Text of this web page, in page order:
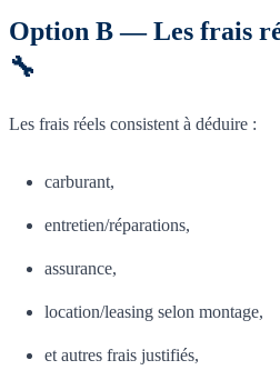
Option B — Les frais
🔧
Les frais réels consistent à déduire :
carburant,
entretien/réparations,
assurance,
location/leasing selon montage,
et autres frais justifiés,